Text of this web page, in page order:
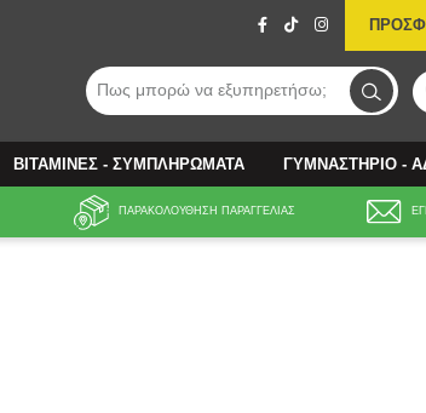
Πως μπορώ να εξυπηρετήσω;
ΒΙΤΑΜΙΝΕΣ - ΣΥΜΠΛΗΡΩΜΑΤΑ ΓΥΜΝΑΣΤΗΡΙΟ -
ΠΑΡΑΚΟΛΟΥΘΗΣΗ ΠΑΡΑΓΓΕΛΙΑΣ